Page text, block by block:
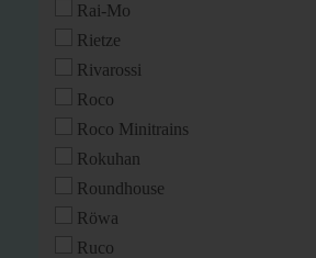
Rai-Mo
Rietze
Rivarossi
Roco
Roco Minitrains
Rokuhan
Roundhouse
Röwa
Ruco